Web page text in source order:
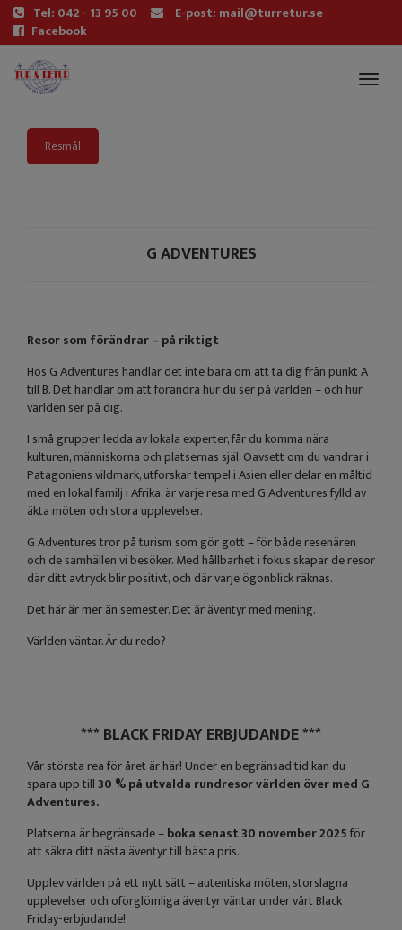
Tel: 042 - 13 95 00
E-post: mail@turretur.se
Facebook
Resmål
G ADVENTURES
Resor som förändrar – på riktigt
Hos G Adventures handlar det inte bara om att ta dig från punkt A
till B. Det handlar om att förändra hur du ser på världen – och hur
världen ser på dig.
I små grupper, ledda av lokala experter, får du komma nära
kulturen, människorna och platsernas själ. Oavsett om du vandrar i
Patagoniens vildmark, utforskar tempel i Asien eller delar en måltid
med en lokal familj i Afrika, är varje resa med G Adventures fylld av
äkta möten och stora upplevelser.
G Adventures tror på turism som gör gott – för både resenären
och de samhällen vi besöker. Med hållbarhet i fokus skapar de resor
där ditt avtryck blir positivt, och där varje ögonblick räknas.
Det här är mer än semester. Det är äventyr med mening.
Världen väntar. Är du redo?
*** BLACK FRIDAY ERBJUDANDE ***
Vår största rea för året är här! Under en begränsad tid kan du
spara upp till30 % på utvalda rundresor världen över med G
Adventures.
Platserna är begränsade –boka senast 30 november 2025för
att säkra ditt nästa äventyr till bästa pris.
Upplev världen på ett nytt sätt – autentiska möten, storslagna
upplevelser och oförglömliga äventyr väntar under vårt Black
Friday-erbjudande!